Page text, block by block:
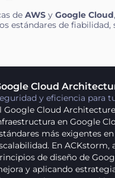
de AWS y Google Cloud
estándares de
Cloud
y eficiencia para
Google Cloud
en Google
más exigentes
En
de diseño de
y aplicando